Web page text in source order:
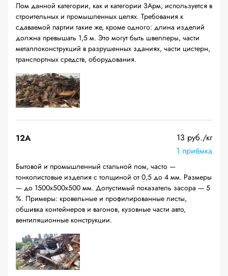
Лом данной категории, как и категории 3Арм, используется в
строительных и промышленных целях. Требования к
сдаваемой партии такие же, кроме одного: длина изделий
должна превышать 1,5 м. Это могут быть швеллеры, части
металлоконструкций в разрушенных зданиях, части цистерн,
транспортных средств, оборудования.
12A
13 руб./кг
1 приёмка
Бытовой и промышленный стальной лом, часто —
тонколистовые изделия с толщиной от 0,5 до 4 мм. Размеры
— до 1500х500х500 мм. Допустимый показатель засора — 5
%. Примеры: кровельные и профилированные листы,
обшивка контейнеров и вагонов, кузовные части авто,
вентиляционные конструкции.